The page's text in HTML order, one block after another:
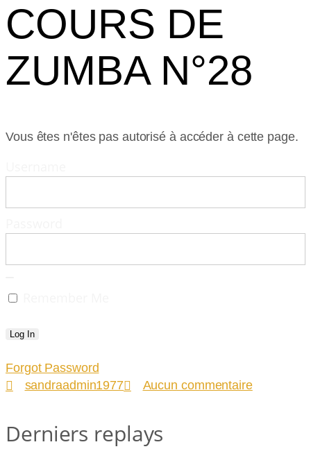
COURS DE
ZUMBA N°28
Vous êtes n'êtes pas autorisé à accéder à cette page.
Forgot Password
sandraadmin1977
Aucun commentaire
Derniers replays